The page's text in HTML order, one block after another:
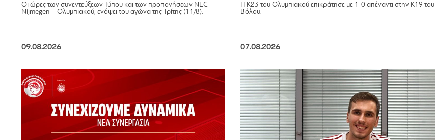
Οι ώρες των συνεντεύξεων Τύπου και των προπονήσεων NEC
Nijmegen – Ολυμπιακού, ενόψει του αγώνα της Τρίτης (11/8).
09.08.2026
Η Κ23 του Ολυμπιακού επικράτησε με 1-0 απέναντι στην Κ19 του
Βόλου.
07.08.2026